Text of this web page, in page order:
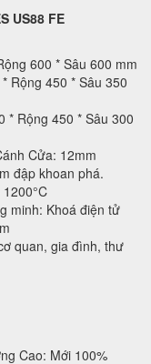
US88 FE
600 * Sâu 600 mm
Rộng 450 * Sâu 350
* Rộng 450 * Sâu 300
Cửa: 12mm
đập khoan phá.
minh: Khoá điện tử
quan, gia đình, thư
Cao: Mới 100%